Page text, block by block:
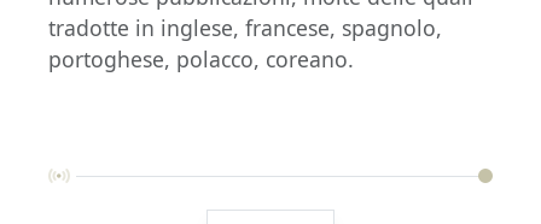
tradotte in inglese, francese, spagnolo,
portoghese, polacco, coreano.